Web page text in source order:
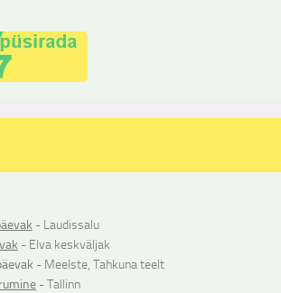
- Laudissalu
- Elva keskväljak
- Meelste, Tahkuna teelt
- Tallinn